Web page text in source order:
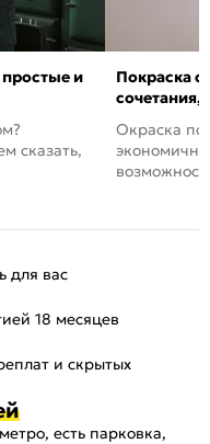
простые и
сказать,
Покраска
сочетания,
Окраска
для вас
18 месяцев
и скрытых
есть парковка,